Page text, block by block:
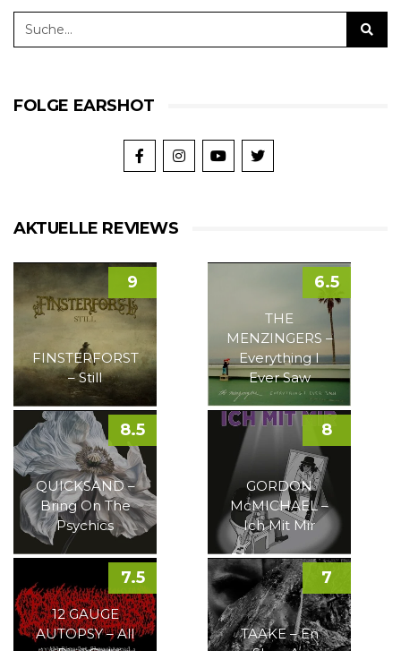
FOLGE EARSHOT
AKTUELLE REVIEWS
FINSTERFORST
– Still
9
THE
MENZINGERS –
Everything I
Ever Saw
6.5
QUICKSAND –
Bring On The
Psychics
8.5
GORDON
McMICHAEL –
Ich Mit Mir
8
12 GAUGE
AUTOPSY – All
7.5
TAAKE – En
7